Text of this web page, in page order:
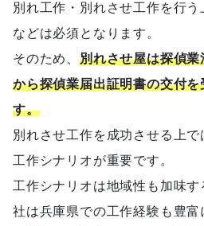
別れ工作・別れさせ工作を行
などは必須となります。
そのため、 別れさせ屋は探偵
から探偵業届出証明書の交付
す。
別れさせ工作を成功させる上
工作シナリオが重要です。
工作シナリオは地域性も加味
社は兵庫県での工作経験も豊